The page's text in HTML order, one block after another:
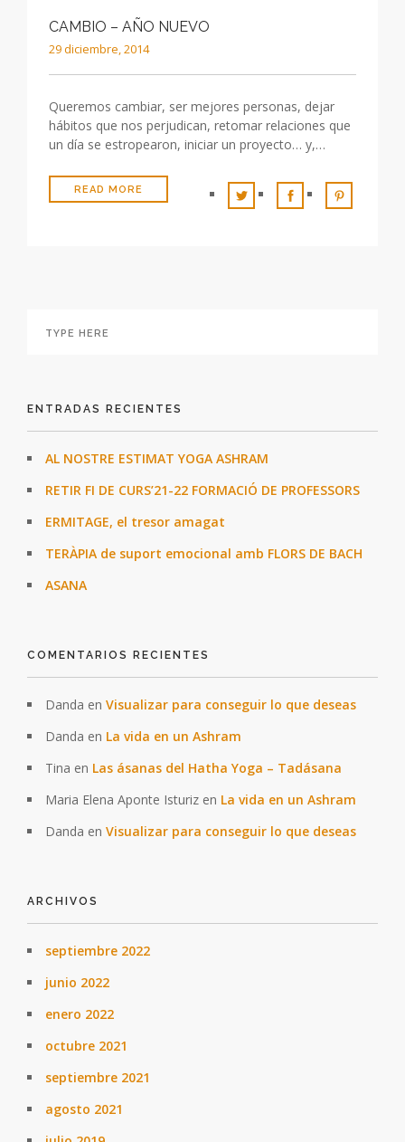
CAMBIO – AÑO NUEVO
29 diciembre, 2014
Queremos cambiar, ser mejores personas, dejar
hábitos que nos perjudican, retomar relaciones que
un día se estropearon, iniciar un proyecto… y,…
READ MORE
ENTRADAS RECIENTES
AL NOSTRE ESTIMAT YOGA ASHRAM
RETIR FI DE CURS’21-22 FORMACIÓ DE PROFESSORS
ERMITAGE, el tresor amagat
TERÀPIA de suport emocional amb FLORS DE BACH
ASANA
COMENTARIOS RECIENTES
Danda en Visualizar para conseguir lo que deseas
Danda en La vida en un Ashram
Tina en Las ásanas del Hatha Yoga – Tadásana
Maria Elena Aponte Isturiz en La vida en un Ashram
Danda en Visualizar para conseguir lo que deseas
ARCHIVOS
septiembre 2022
junio 2022
enero 2022
octubre 2021
septiembre 2021
agosto 2021